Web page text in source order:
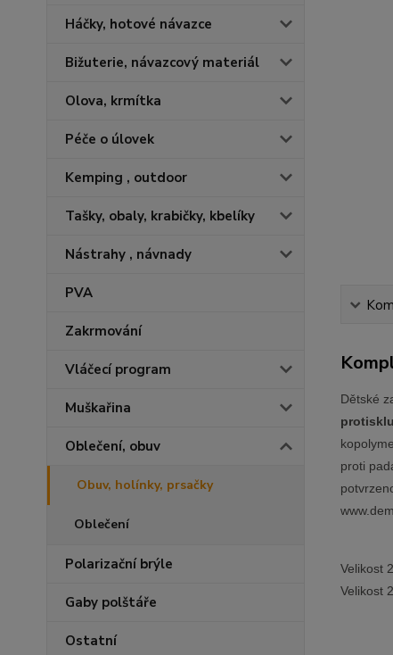
Háčky, hotové návazce
Bižuterie, návazcový materiál
Olova, krmítka
Péče o úlovek
Kemping , outdoor
Tašky, obaly, krabičky, kbelíky
Nástrahy , návnady
PVA
Zakrmování
Vláčecí program
Muškařina
Oblečení, obuv
Obuv, holínky, prsačky
Oblečení
Polarizační brýle
Gaby polštáře
Ostatní
Dětské
proti
Velikost
Velikost